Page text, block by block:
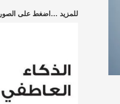
للمزيد …اضغط على الصور